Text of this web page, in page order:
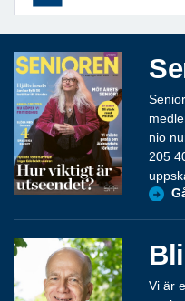
nio
205
Vi är